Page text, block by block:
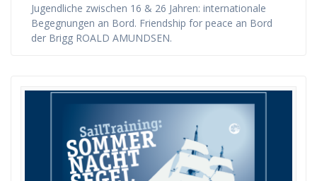
Jugendliche zwischen 16 & 26 Jahren: internationale
Begegnungen an Bord. Friendship for peace an Bord
der Brigg ROALD AMUNDSEN.